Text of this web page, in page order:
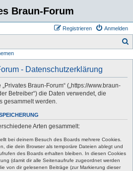
Braun-Forum
Anmelden
Registrieren
- Datenschutzerklärung
Braun-Forum“ („https://www.braun-
Betreiber“) die Daten verwendet, die
gesammelt werden.
Arten gesammelt:
bei deinem Besuch des Boards mehrere Cookies.
die dein Browser als temporäre Dateien ablegt und
des Boards erhalten bleiben. In diesen Cookies
(damit dir alle Seitenaufrufe zugeordnet werden
von dir gelesenen Beiträge (zur Markierung dieser